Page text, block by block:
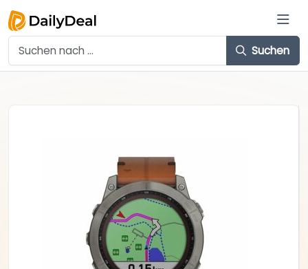
Suchen